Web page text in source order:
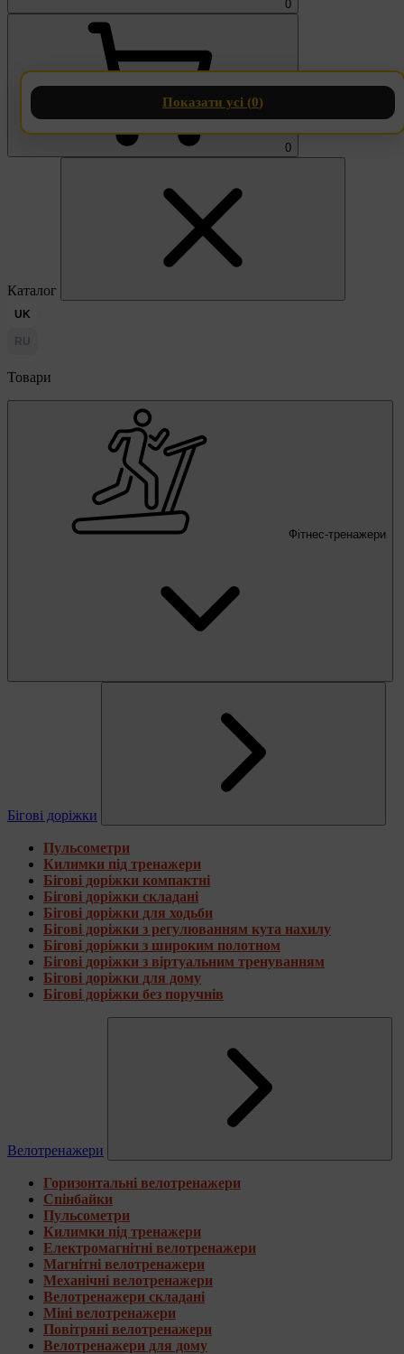
Показати усі (0)
0
0
Каталог
UK
RU
Товари
Фітнес-тренажери
Бігові доріжки
Пульсометри
Килимки під тренажери
Бігові доріжки компактні
Бігові доріжки складані
Бігові доріжки для ходьби
Бігові доріжки з регулюванням кута нахилу
Бігові доріжки з широким полотном
Бігові доріжки з віртуальним тренуванням
Бігові доріжки для дому
Бігові доріжки без поручнів
Велотренажери
Горизонтальні велотренажери
Спінбайки
Пульсометри
Килимки під тренажери
Електромагнітні велотренажери
Магнітні велотренажери
Механічні велотренажери
Велотренажери складані
Міні велотренажери
Повітряні велотренажери
Велотренажери для дому